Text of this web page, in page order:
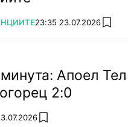
23:35 23.07.2026 add
Апоел Тел
Авив - Лудогорец 2:0
add favorites